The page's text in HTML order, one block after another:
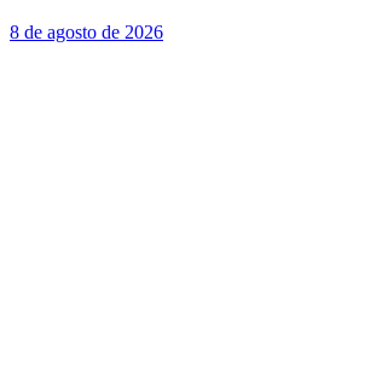
8 de agosto de 2026